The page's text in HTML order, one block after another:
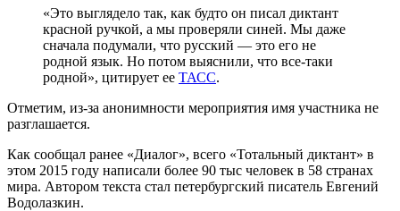
«Это выглядело так, как будто он писал диктант
красной ручкой, а мы проверяли синей. Мы даже
сначала подумали, что русский — это его не
родной язык. Но потом выяснили, что все-таки
родной», цитирует ее ТАСС.
Отметим, из-за анонимности мероприятия имя участника не
разглашается.
Как сообщал ранее «Диалог», всего «Тотальный диктант» в
этом 2015 году написали более 90 тыс человек в 58 странах
мира. Автором текста стал петербургский писатель Евгений
Водолазкин.